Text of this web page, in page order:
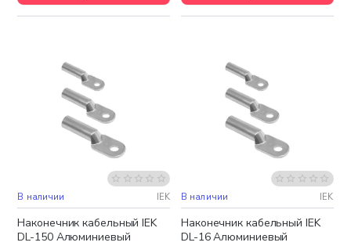
В наличии IEK
Наконечник кабельный IEK
DL-150 Алюминиевый
В наличии IEK
Наконечник кабельный IEK
DL-16 Алюминиевый